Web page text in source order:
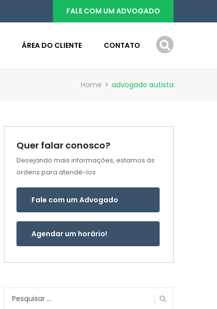
FALE COM UM ADVOGADO
ÁREA DO CLIENTE CONTATO
Home > advogado autista
Quer falar conosco?
Desejando mais informações, estamos às
ordens para atendê-los.
Fale com um Advogado
Agendar um horário!
Pesquisar